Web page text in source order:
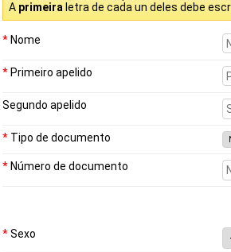
A primeira letra de cada un deles debe
*Nome
*Primeiro apelido
Segundo apelido
*Tipo de documento
*Número de documento
*Sexo